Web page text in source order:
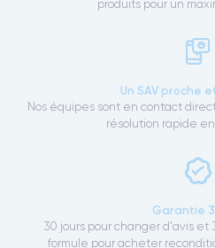
produits pour un
Un SAV proche
Nos équipes sont en contact
résolution rapide
Garantie
30 jours pour changer d'avis et
formule pour acheter